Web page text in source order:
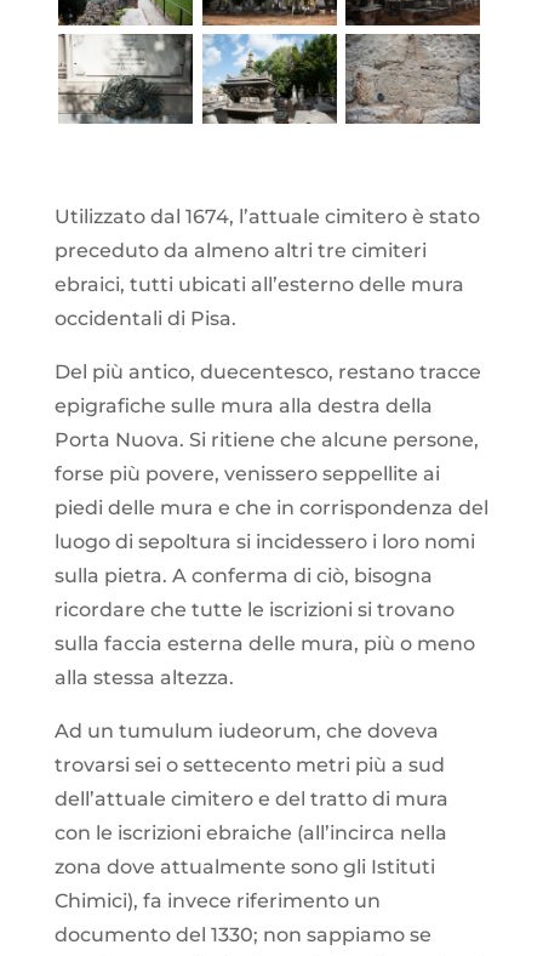
Utilizzato dal 1674, l’attuale cimitero è stato
preceduto da almeno altri tre cimiteri
ebraici, tutti ubicati all’esterno delle mura
occidentali di Pisa.
Del più antico, duecentesco, restano tracce
epigrafiche sulle mura alla destra della
Porta Nuova. Si ritiene che alcune persone,
forse più povere, venissero seppellite ai
piedi delle mura e che in corrispondenza del
luogo di sepoltura si incidessero i loro nomi
sulla pietra. A conferma di ciò, bisogna
ricordare che tutte le iscrizioni si trovano
sulla faccia esterna delle mura, più o meno
alla stessa altezza.
Ad un tumulum iudeorum, che doveva
trovarsi sei o settecento metri più a sud
dell’attuale cimitero e del tratto di mura
con le iscrizioni ebraiche (all’incirca nella
zona dove attualmente sono gli Istituti
Chimici), fa invece riferimento un
documento del 1330; non sappiamo se